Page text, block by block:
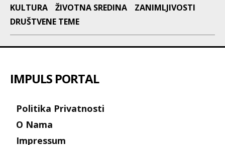
KULTURA
ŽIVOTNA SREDINA
ZANIMLJIVOSTI
DRUŠTVENE TEME
IMPULS PORTAL
Politika Privatnosti
O Nama
Impressum